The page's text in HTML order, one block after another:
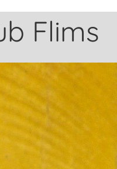
Flims